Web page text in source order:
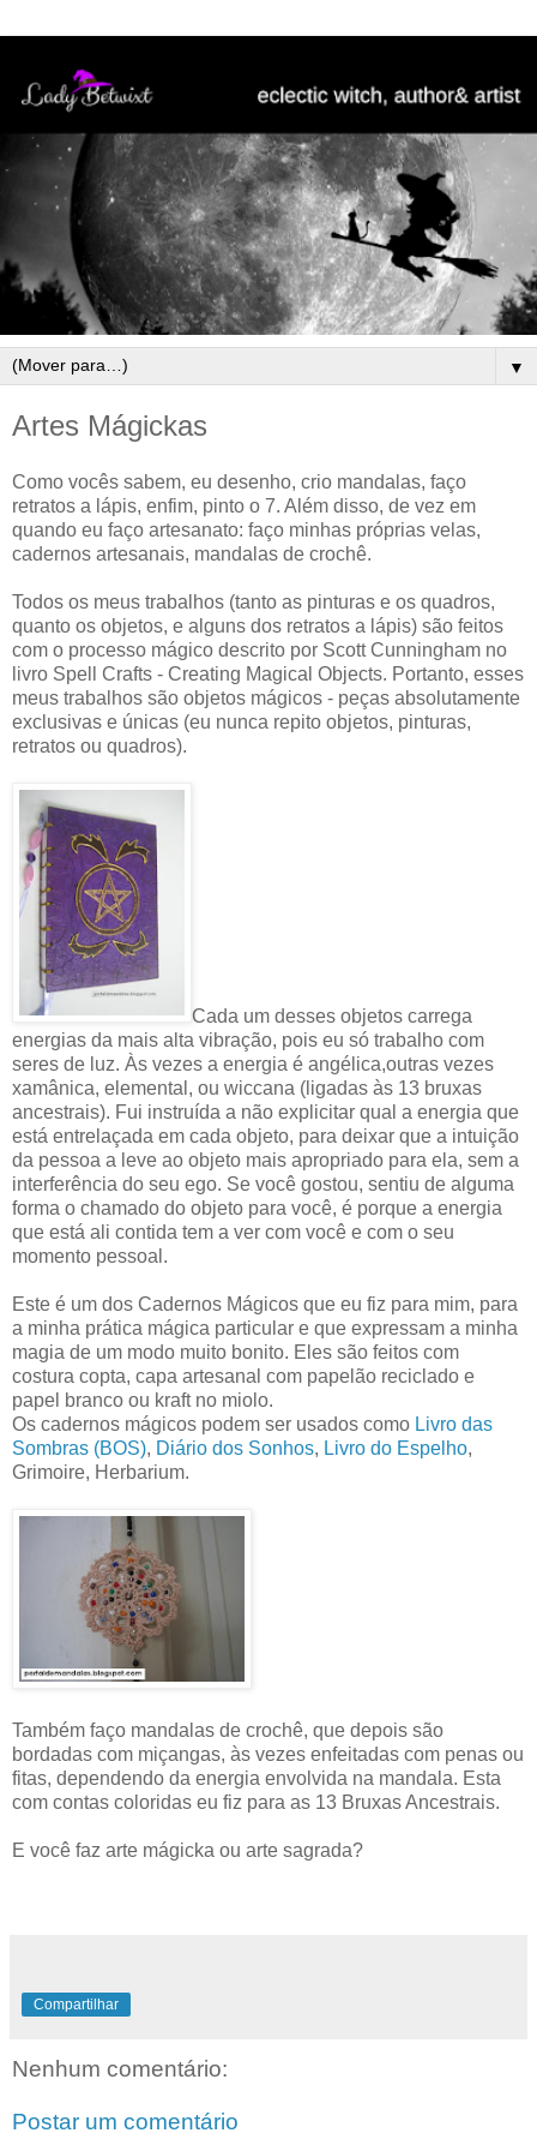
▼
Artes Mágickas
Como vocês sabem, eu desenho, crio mandalas, faço
retratos a lápis, enfim, pinto o 7. Além disso, de vez em
quando eu faço artesanato: faço minhas próprias velas,
cadernos artesanais, mandalas de crochê.
Todos os meus trabalhos (tanto as pinturas e os quadros,
quanto os objetos, e alguns dos retratos a lápis) são feitos
com o processo mágico descrito por Scott Cunningham no
livro Spell Crafts - Creating Magical Objects. Portanto, esses
meus trabalhos são objetos mágicos - peças absolutamente
exclusivas e únicas (eu nunca repito objetos, pinturas,
retratos ou quadros).
Cada um desses objetos carrega
energias da mais alta vibração, pois eu só trabalho com
seres de luz. Às vezes a energia é angélica,outras vezes
xamânica, elemental, ou wiccana (ligadas às 13 bruxas
ancestrais). Fui instruída a não explicitar qual a energia que
está entrelaçada em cada objeto, para deixar que a intuição
da pessoa a leve ao objeto mais apropriado para ela, sem a
interferência do seu ego. Se você gostou, sentiu de alguma
forma o chamado do objeto para você, é porque a energia
que está ali contida tem a ver com você e com o seu
momento pessoal.
Este é um dos Cadernos Mágicos que eu fiz para mim, para
a minha prática mágica particular e que expressam a minha
magia de um modo muito bonito. Eles são feitos com
costura copta, capa artesanal com papelão reciclado e
papel branco ou kraft no miolo.
Os cadernos mágicos podem ser usados como Livro das
Sombras (BOS), Diário dos Sonhos, Livro do Espelho,
Grimoire, Herbarium.
Também faço mandalas de crochê, que depois são
bordadas com miçangas, às vezes enfeitadas com penas ou
fitas, dependendo da energia envolvida na mandala. Esta
com contas coloridas eu fiz para as 13 Bruxas Ancestrais.
E você faz arte mágicka ou arte sagrada?
Compartilhar
Nenhum comentário:
Postar um comentário